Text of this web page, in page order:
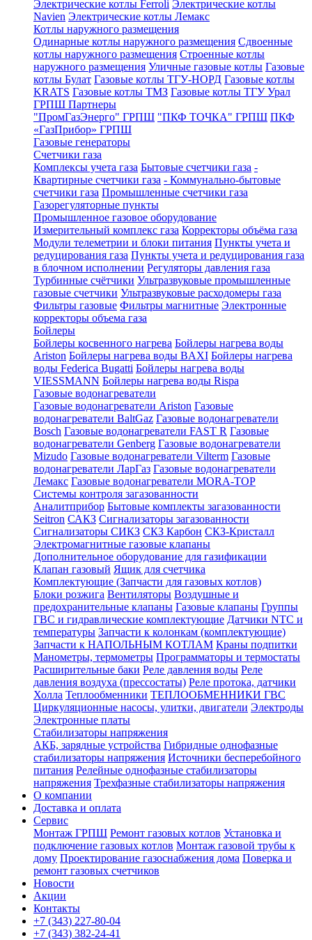
Электрические котлы Ferroli Электрические котлы
Navien Электрические котлы Лемакс
Котлы наружного размещения
Одинарные котлы наружного размещения Сдвоенные
котлы наружного размещения Строенные котлы
наружного размещения Уличные газовые котлы Газовые
котлы Булат Газовые котлы ТГУ-НОРД Газовые котлы
KRATS Газовые котлы ТМЗ Газовые котлы ТГУ Урал
ГРПШ Партнеры
"ПромГазЭнерго" ГРПШ "ПКФ ТОЧКА" ГРПШ ПКФ
«ГазПрибор» ГРПШ
Газовые генераторы
Счетчики газа
Комплексы учета газа Бытовые счетчики газа -
Квартирные счетчики газа - Коммунально-бытовые
счетчики газа Промышленные счетчики газа
Газорегуляторные пункты
Промышленное газовое оборудование
Измерительный комплекс газа Корректоры объёма газа
Модули телеметрии и блоки питания Пункты учета и
редуцирования газа Пункты учета и редуцирования газа
в блочном исполнении Регуляторы давления газа
Турбинные счётчики Ультразвуковые промышленные
газовые счетчики Ультразвуковые расходомеры газа
Фильтры газовые Фильтры магнитные Электронные
корректоры объема газа
Бойлеры
Бойлеры косвенного нагрева Бойлеры нагрева воды
Ariston Бойлеры нагрева воды BAXI Бойлеры нагрева
воды Federica Bugatti Бойлеры нагрева воды
VIESSMANN Бойлеры нагрева воды Rispa
Газовые водонагреватели
Газовые водонагреватели Ariston Газовые
водонагреватели BaltGaz Газовые водонагреватели
Bosch Газовые водонагреватели FAST R Газовые
водонагреватели Genberg Газовые водонагреватели
Mizudo Газовые водонагреватели Vilterm Газовые
водонагреватели ЛарГаз Газовые водонагреватели
Лемакс Газовые водонагреватели MORA-TOP
Системы контроля загазованности
Аналитприбор Бытовые комплекты загазованности
Seitron САКЗ Сигнализаторы загазованности
Сигнализаторы СИКЗ СКЗ Карбон СКЗ-Кристалл
Электромагнитные газовые клапаны
Дополнительное оборудование для газификации
Клапан газовый Ящик для счетчика
Комплектующие (Запчасти для газовых котлов)
Блоки розжига Вентиляторы Воздушные и
предохранительные клапаны Газовые клапаны Группы
ГВС и гидравлические комплектующие Датчики NTC и
температуры Запчасти к колонкам (комплектующие)
Запчасти к НАПОЛЬНЫМ КОТЛАМ Краны подпитки
Манометры, термометры Программаторы и термостаты
Расширительные баки Реле давления воды Реле
давления воздуха (прессостаты) Реле протока, датчики
Холла Теплообменники ТЕПЛООБМЕННИКИ ГВС
Циркуляционные насосы, улитки, двигатели Электроды
Электронные платы
Стабилизаторы напряжения
АКБ, зарядные устройства Гибридные однофазные
стабилизаторы напряжения Источники бесперебойного
питания Релейные однофазные стабилизаторы
напряжения Трехфазные стабилизаторы напряжения
О компании
Доставка и оплата
Сервис
Монтаж ГРПШ Ремонт газовых котлов Установка и
подключение газовых котлов Монтаж газовой трубы к
дому Проектирование газоснабжения дома Поверка и
ремонт газовых счетчиков
Новости
Акции
Контакты
+7 (343) 227-80-04
+7 (343) 382-24-41